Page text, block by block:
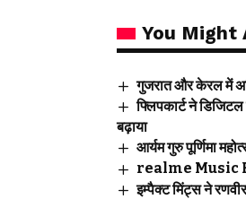
You Might
गुजरात और केरल में
फ्लिपकार्ट ने
बढ़ाया
आर्यम गुरु पूर्णिमा
realme Music Fest
इम्पैक्ट मिंट्स ने